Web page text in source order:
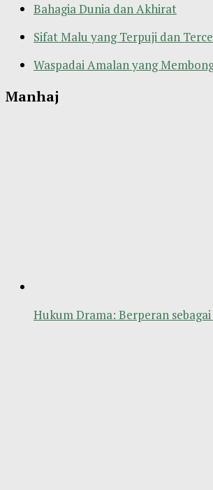
Bahagia Dunia dan Akhirat
Sifat Malu yang Terpuji dan
Waspadai Amalan yang
Manhaj
Hukum Drama: Berperan